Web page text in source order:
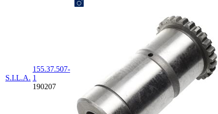
S.I.L.A.
155.37.507-
1
190207